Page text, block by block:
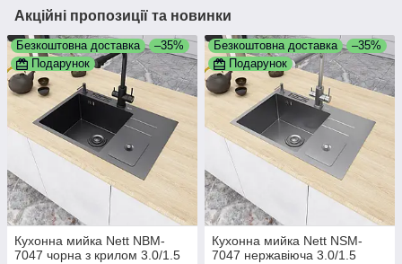
Акційні пропозиції та новинки
Безкоштовна доставка
–35%
Подарунок
Кухонна мийка Nett NBM-
7047 чорна з крилом 3.0/1.5
Безкоштовна доставка
–35%
Подарунок
Кухонна мийка Nett NSM-
7047 нержавіюча 3.0/1.5